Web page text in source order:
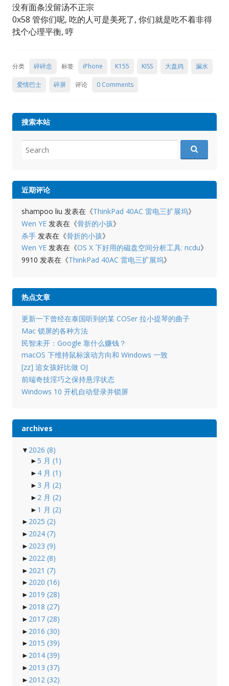
没有面条没留汤不正宗
0x58 管你们呢, 吃的人可是美死了, 你们就是吃不着非得
找个心理平衡, 哼
分类 碎碎念 标签 iPhone K155 KISS 大盘鸡 漏水
爱情巴士 碎屏 评论 0 Comments
搜索本站
for:
近期评论
shampoo liu 发表在《ThinkPad 40AC 雷电三扩展坞》
Wen YE发表在《骨折的小孩》
杀手发表在《骨折的小孩》
Wen YE发表在《OS X 下好用的磁盘空间分析工具: ncdu》
9910 发表在《ThinkPad 40AC 雷电三扩展坞》
热点文章
更新一下曾经在泰国听到的某 COSer 拉小提琴的曲子
Mac 锁屏的各种方法
民智未开：Google 靠什么赚钱？
macOS 下维持鼠标滚动方向和 Windows 一致
[zz] 追女孩好比做 OJ
前端奇技淫巧之保持悬浮状态
Windows 10 开机自动登录并锁屏
archives
▼ 2026 (8)
► 5 月 (1)
► 4 月 (1)
► 3 月 (2)
► 2 月 (2)
► 1 月 (2)
► 2025 (2)
► 2024 (7)
► 2023 (9)
► 2022 (8)
► 2021 (7)
► 2020 (16)
► 2019 (28)
► 2018 (27)
► 2017 (28)
► 2016 (30)
► 2015 (39)
► 2014 (39)
► 2013 (37)
► 2012 (32)